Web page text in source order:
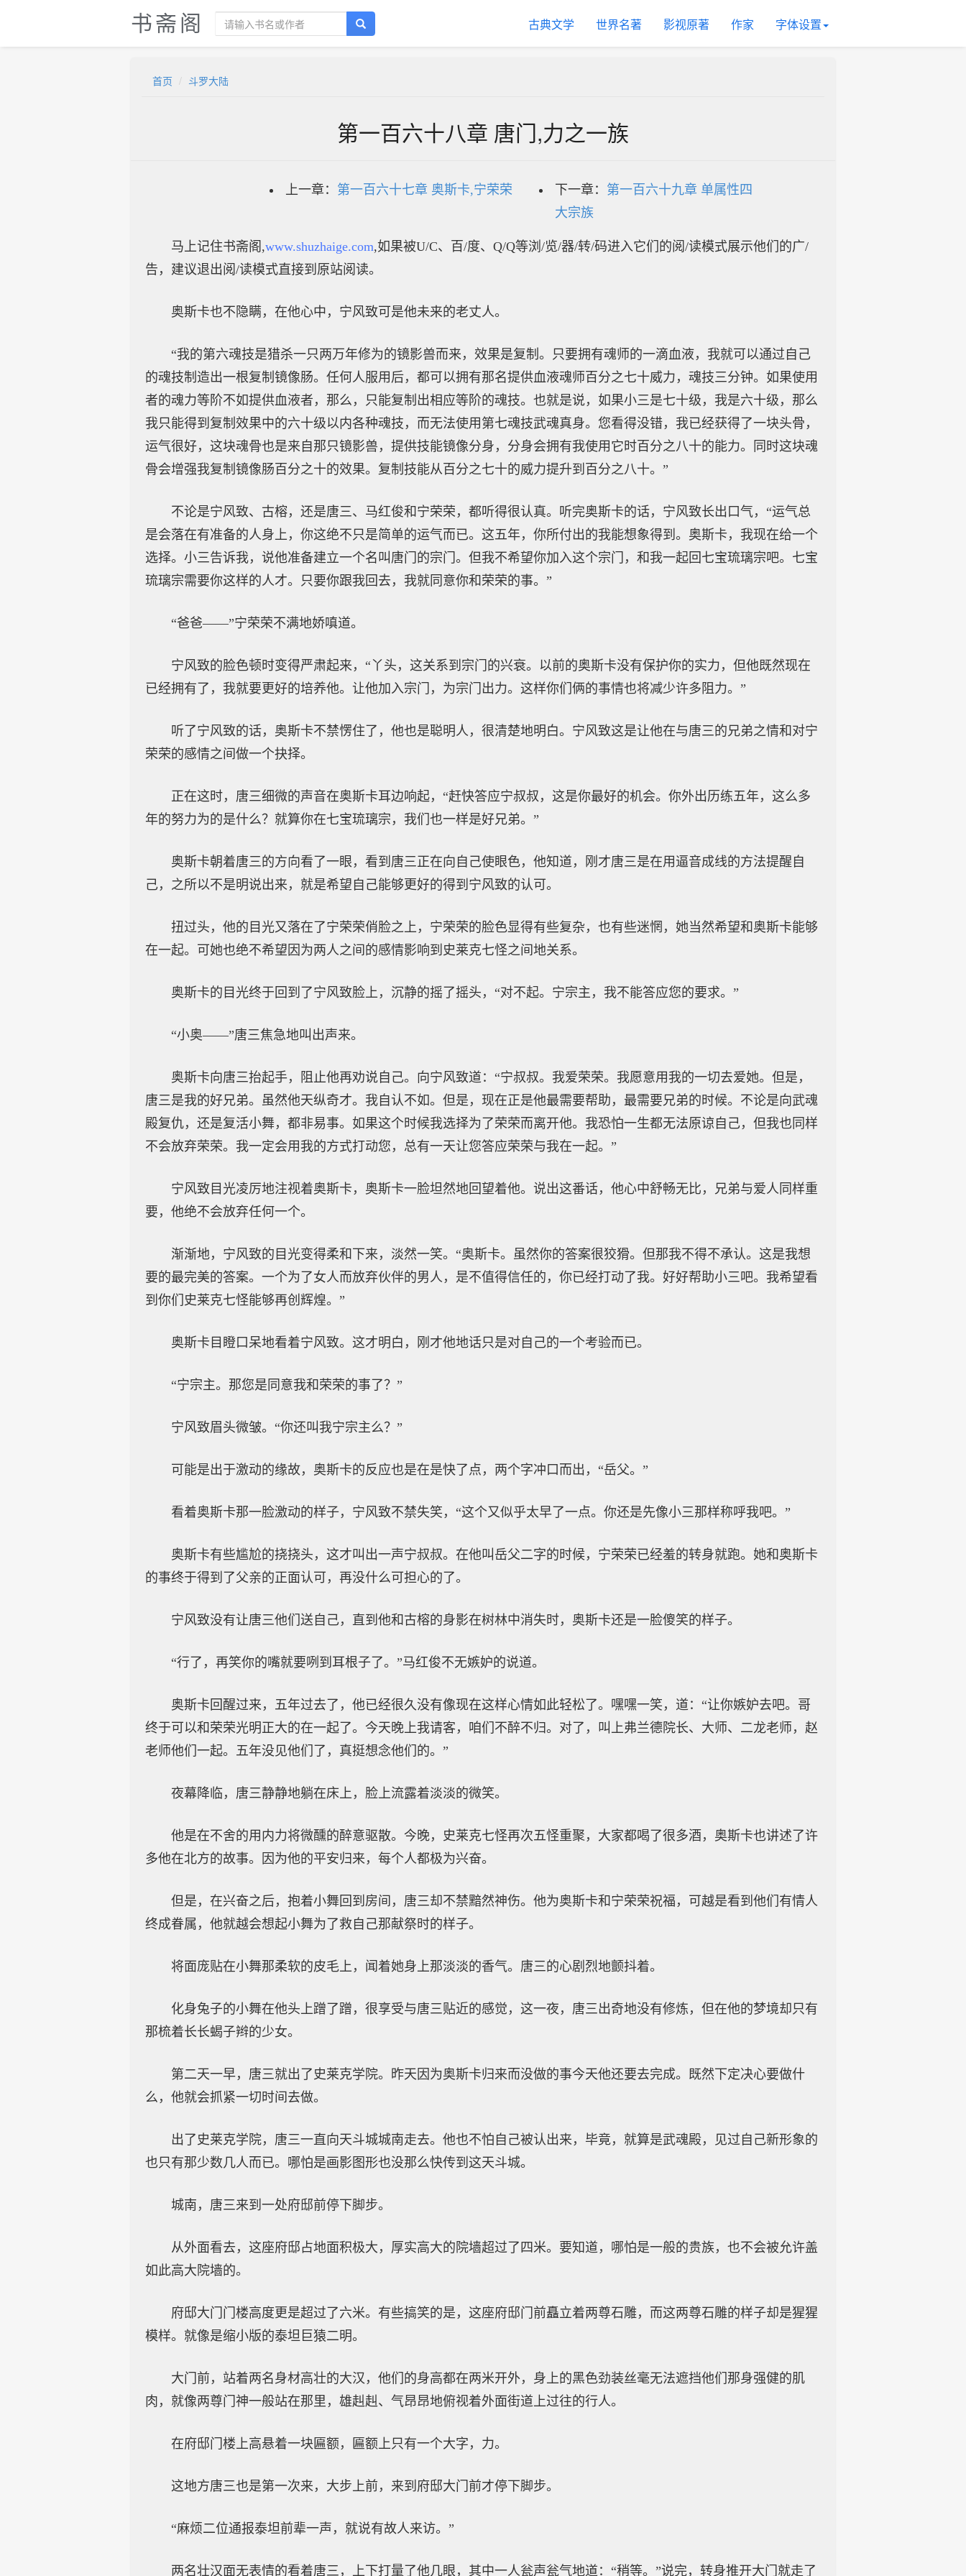
书斋阁 古典文学 世界名著 影视原著 作家 字体设置
首页 斗罗大陆
第一百六十八章 唐门,力之一族
上一章： 第一百六十七章 奥斯卡,宁荣荣 下一章： 第一百六十九章 单属性四
大宗族
马上记住书斋阁,www.shuzhaige.com,如果被U/C、百/度、Q/Q等浏/览/器/转/码进入它们的阅/读模式展示他们的广/
告，建议退出阅/读模式直接到原站阅读。
奥斯卡也不隐瞒，在他心中，宁风致可是他未来的老丈人。
“我的第六魂技是猎杀一只两万年修为的镜影兽而来，效果是复制。只要拥有魂师的一滴血液，我就可以通过自己
的魂技制造出一根复制镜像肠。任何人服用后，都可以拥有那名提供血液魂师百分之七十威力，魂技三分钟。如果使用
者的魂力等阶不如提供血液者，那么，只能复制出相应等阶的魂技。也就是说，如果小三是七十级，我是六十级，那么
我只能得到复制效果中的六十级以内各种魂技，而无法使用第七魂技武魂真身。您看得没错，我已经获得了一块头骨，
运气很好，这块魂骨也是来自那只镜影兽，提供技能镜像分身，分身会拥有我使用它时百分之八十的能力。同时这块魂
骨会增强我复制镜像肠百分之十的效果。复制技能从百分之七十的威力提升到百分之八十。”
不论是宁风致、古榕，还是唐三、马红俊和宁荣荣，都听得很认真。听完奥斯卡的话，宁风致长出口气，“运气总
是会落在有准备的人身上，你这绝不只是简单的运气而已。这五年，你所付出的我能想象得到。奥斯卡，我现在给一个
选择。小三告诉我，说他准备建立一个名叫唐门的宗门。但我不希望你加入这个宗门，和我一起回七宝琉璃宗吧。七宝
琉璃宗需要你这样的人才。只要你跟我回去，我就同意你和荣荣的事。”
“爸爸——”宁荣荣不满地娇嗔道。
宁风致的脸色顿时变得严肃起来，“丫头，这关系到宗门的兴衰。以前的奥斯卡没有保护你的实力，但他既然现在
已经拥有了，我就要更好的培养他。让他加入宗门，为宗门出力。这样你们俩的事情也将减少许多阻力。”
听了宁风致的话，奥斯卡不禁愣住了，他也是聪明人，很清楚地明白。宁风致这是让他在与唐三的兄弟之情和对宁
荣荣的感情之间做一个抉择。
正在这时，唐三细微的声音在奥斯卡耳边响起，“赶快答应宁叔叔，这是你最好的机会。你外出历练五年，这么多
年的努力为的是什么？就算你在七宝琉璃宗，我们也一样是好兄弟。”
奥斯卡朝着唐三的方向看了一眼，看到唐三正在向自己使眼色，他知道，刚才唐三是在用逼音成线的方法提醒自
己，之所以不是明说出来，就是希望自己能够更好的得到宁风致的认可。
扭过头，他的目光又落在了宁荣荣俏脸之上，宁荣荣的脸色显得有些复杂，也有些迷惘，她当然希望和奥斯卡能够
在一起。可她也绝不希望因为两人之间的感情影响到史莱克七怪之间地关系。
奥斯卡的目光终于回到了宁风致脸上，沉静的摇了摇头，“对不起。宁宗主，我不能答应您的要求。”
“小奥——”唐三焦急地叫出声来。
奥斯卡向唐三抬起手，阻止他再劝说自己。向宁风致道：“宁叔叔。我爱荣荣。我愿意用我的一切去爱她。但是，
唐三是我的好兄弟。虽然他天纵奇才。我自认不如。但是，现在正是他最需要帮助，最需要兄弟的时候。不论是向武魂
殿复仇，还是复活小舞，都非易事。如果这个时候我选择为了荣荣而离开他。我恐怕一生都无法原谅自己，但我也同样
不会放弃荣荣。我一定会用我的方式打动您，总有一天让您答应荣荣与我在一起。”
宁风致目光凌厉地注视着奥斯卡，奥斯卡一脸坦然地回望着他。说出这番话，他心中舒畅无比，兄弟与爱人同样重
要，他绝不会放弃任何一个。
渐渐地，宁风致的目光变得柔和下来，淡然一笑。“奥斯卡。虽然你的答案很狡猾。但那我不得不承认。这是我想
要的最完美的答案。一个为了女人而放弃伙伴的男人，是不值得信任的，你已经打动了我。好好帮助小三吧。我希望看
到你们史莱克七怪能够再创辉煌。”
奥斯卡目瞪口呆地看着宁风致。这才明白，刚才他地话只是对自己的一个考验而已。
“宁宗主。那您是同意我和荣荣的事了？”
宁风致眉头微皱。“你还叫我宁宗主么？”
可能是出于激动的缘故，奥斯卡的反应也是在是快了点，两个字冲口而出，“岳父。”
看着奥斯卡那一脸激动的样子，宁风致不禁失笑，“这个又似乎太早了一点。你还是先像小三那样称呼我吧。”
奥斯卡有些尴尬的挠挠头，这才叫出一声宁叔叔。在他叫岳父二字的时候，宁荣荣已经羞的转身就跑。她和奥斯卡
的事终于得到了父亲的正面认可，再没什么可担心的了。
宁风致没有让唐三他们送自己，直到他和古榕的身影在树林中消失时，奥斯卡还是一脸傻笑的样子。
“行了，再笑你的嘴就要咧到耳根子了。”马红俊不无嫉妒的说道。
奥斯卡回醒过来，五年过去了，他已经很久没有像现在这样心情如此轻松了。嘿嘿一笑，道：“让你嫉妒去吧。哥
终于可以和荣荣光明正大的在一起了。今天晚上我请客，咱们不醉不归。对了，叫上弗兰德院长、大师、二龙老师，赵
老师他们一起。五年没见他们了，真挺想念他们的。”
夜幕降临，唐三静静地躺在床上，脸上流露着淡淡的微笑。
他是在不舍的用内力将微醺的醉意驱散。今晚，史莱克七怪再次五怪重聚，大家都喝了很多酒，奥斯卡也讲述了许
多他在北方的故事。因为他的平安归来，每个人都极为兴奋。
但是，在兴奋之后，抱着小舞回到房间，唐三却不禁黯然神伤。他为奥斯卡和宁荣荣祝福，可越是看到他们有情人
终成眷属，他就越会想起小舞为了救自己那献祭时的样子。
将面庞贴在小舞那柔软的皮毛上，闻着她身上那淡淡的香气。唐三的心剧烈地颤抖着。
化身兔子的小舞在他头上蹭了蹭，很享受与唐三贴近的感觉，这一夜，唐三出奇地没有修炼，但在他的梦境却只有
那梳着长长蝎子辫的少女。
第二天一早，唐三就出了史莱克学院。昨天因为奥斯卡归来而没做的事今天他还要去完成。既然下定决心要做什
么，他就会抓紧一切时间去做。
出了史莱克学院，唐三一直向天斗城城南走去。他也不怕自己被认出来，毕竟，就算是武魂殿，见过自己新形象的
也只有那少数几人而已。哪怕是画影图形也没那么快传到这天斗城。
城南，唐三来到一处府邸前停下脚步。
从外面看去，这座府邸占地面积极大，厚实高大的院墙超过了四米。要知道，哪怕是一般的贵族，也不会被允许盖
如此高大院墙的。
府邸大门门楼高度更是超过了六米。有些搞笑的是，这座府邸门前矗立着两尊石雕，而这两尊石雕的样子却是猩猩
模样。就像是缩小版的泰坦巨猿二明。
大门前，站着两名身材高壮的大汉，他们的身高都在两米开外，身上的黑色劲装丝毫无法遮挡他们那身强健的肌
肉，就像两尊门神一般站在那里，雄赳赳、气昂昂地俯视着外面街道上过往的行人。
在府邸门楼上高悬着一块匾额，匾额上只有一个大字，力。
这地方唐三也是第一次来，大步上前，来到府邸大门前才停下脚步。
“麻烦二位通报泰坦前辈一声，就说有故人来访。”
两名壮汉面无表情的看着唐三，上下打量了他几眼，其中一人瓮声瓮气地道：“稍等。”说完，转身推开大门就走了